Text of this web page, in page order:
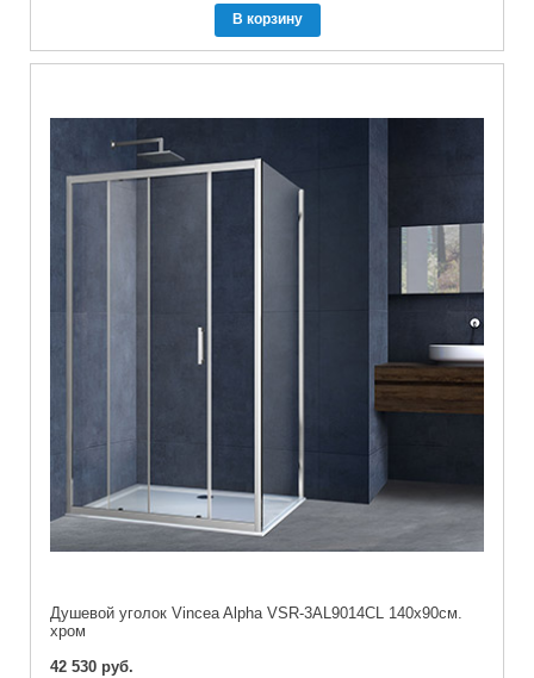
В корзину
Душевой уголок Vincea Alpha VSR-3AL9014CL 140х90см.
хром
42 530 руб.